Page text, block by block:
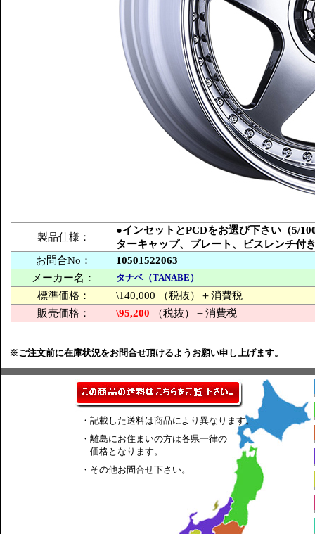
製品仕様：
●インセットとPCDをお選び下さい（5/
ターキャップ、プレート、ビスレンチ付
お問合No：
10501522063
メーカー名：
タナベ（TANABE）
標準価格：
\140,000 （税抜）＋消費税
販売価格：
\95,200 （税抜）＋消費税
※ご注文前に在庫状況をお問合せ頂けるようお願い申し上げます。
・記載した送料は商品により異なります。
・離島にお住まいの方は各県一律の
価格となります。
・その他お問合せ下さい。